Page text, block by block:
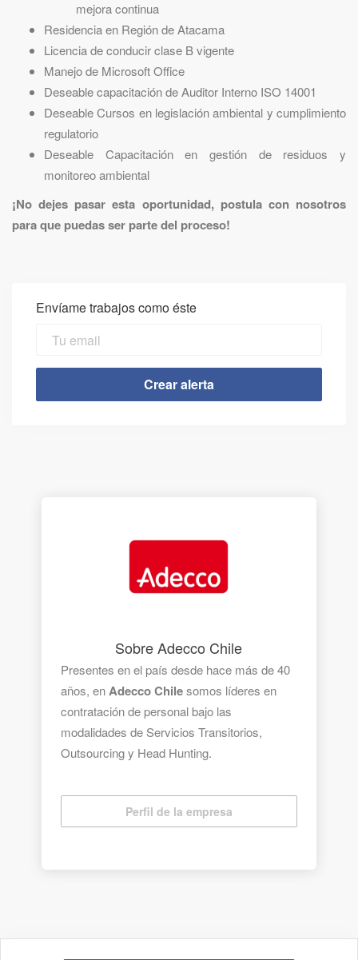
mejora continua
Residencia en Región de Atacama
Licencia de conducir clase B vigente
Manejo de Microsoft Office
Deseable capacitación de Auditor Interno ISO 14001
Deseable Cursos en legislación ambiental y cumplimiento
regulatorio
Deseable Capacitación en gestión de residuos y
monitoreo ambiental
¡No dejes pasar esta oportunidad, postula con nosotros
para que puedas ser parte del proceso!
Envíame trabajos como éste
Sobre Adecco Chile
Presentes en el país desde hace más de 40
años, en Adecco Chilesomos líderes en
contratación de personal bajo las
modalidades de Servicios Transitorios,
Outsourcing y Head Hunting.
sumando más de 1.000 clientes y 10.000
¡Que esperas! Postula con nosotros.
Perfil de la empresa